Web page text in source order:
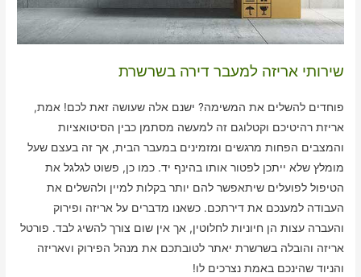
שירותי אריזה למעבר דירה בשרשרת
פוחדים להשלים את המשימה? ישנם אלה שעושה זאת לכם! אמת,
אריזת רהיטיכם וקטלוגם זה למעשה מסתמן כבין הסיטואציות
והמצבים הפחות מרגשים ומזמינים במעבר הבית, אך זה בעצם שעל
מומלץ שלא ייתכן לפטור אותו בהינף יד. כמו כן, פשוט לגלגל את
הטיפול לפועלים שיתאפשר להם יותר בקלות למיין ולהשלים את
העבודה למענכם את דירתכם. כשאנו מדברים על אריזה ופירוק
והעברה עצות הן חיוניות לחלוטין, אך אין שום צורך להשיג לבד. פורטל
אריזה והובלה בשרשרת יאתר לטובתכם את מנהל הפירוק וvאריזה
והניוד שהינכם באמת נצרכים לו!